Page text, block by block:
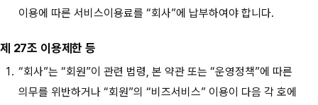
이용에 따른 서비스이용료를 “회사”에 납부하여야 합니다.
제 27조 이용제한 등
“회사”는 “회원”이 관련 법령, 본 약관 또는 “운영정책”에 따른
의무를 위반하거나 “회원”의 “비즈서비스” 이용이 다음 각 호에